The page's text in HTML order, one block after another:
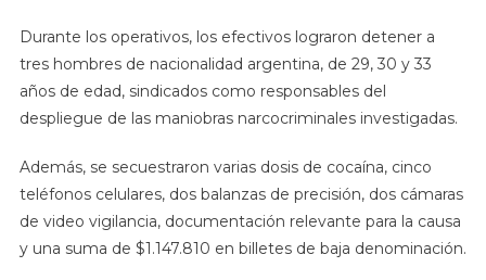
Durante los operativos, los efectivos lograron detener a
tres hombres de nacionalidad argentina, de 29, 30 y 33
años de edad, sindicados como responsables del
despliegue de las maniobras narcocriminales investigadas.
Además, se secuestraron varias dosis de cocaína, cinco
teléfonos celulares, dos balanzas de precisión, dos cámaras
de video vigilancia, documentación relevante para la causa
y una suma de $1.147.810 en billetes de baja denominación.